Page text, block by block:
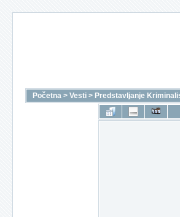
Početna > Vesti > Predstavljanje